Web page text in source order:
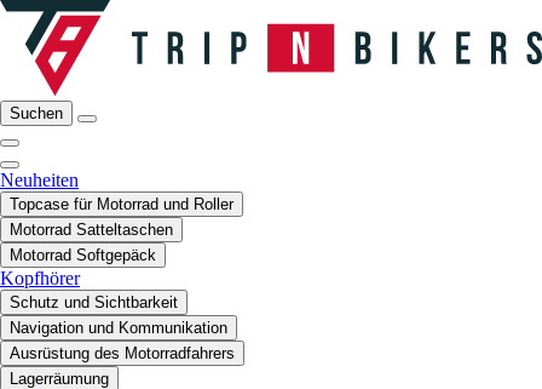
Suchen
Neuheiten
Topcase für Motorrad und Roller
Motorrad Satteltaschen
Motorrad Softgepäck
Kopfhörer
Schutz und Sichtbarkeit
Navigation und Kommunikation
Ausrüstung des Motorradfahrers
Lagerräumung